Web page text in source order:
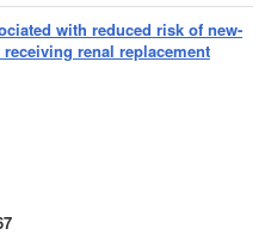
with reduced risk of new-
renal replacement